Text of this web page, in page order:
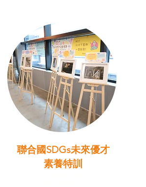
聯合國SDGs未來優才
素養特訓